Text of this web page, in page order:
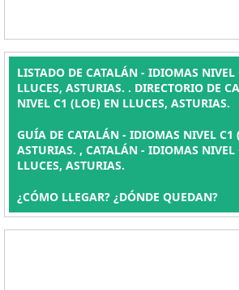
LISTADO DE CATALÁN - IDIOMAS NIVEL
LLUCES, ASTURIAS. . DIRECTORIO DE
NIVEL C1 (LOE) EN LLUCES, ASTURIAS.
GUÍA DE CATALÁN - IDIOMAS NIVEL C1
ASTURIAS. , CATALÁN - IDIOMAS NIVEL
LLUCES, ASTURIAS.
¿CÓMO LLEGAR? ¿DÓNDE QUEDAN?